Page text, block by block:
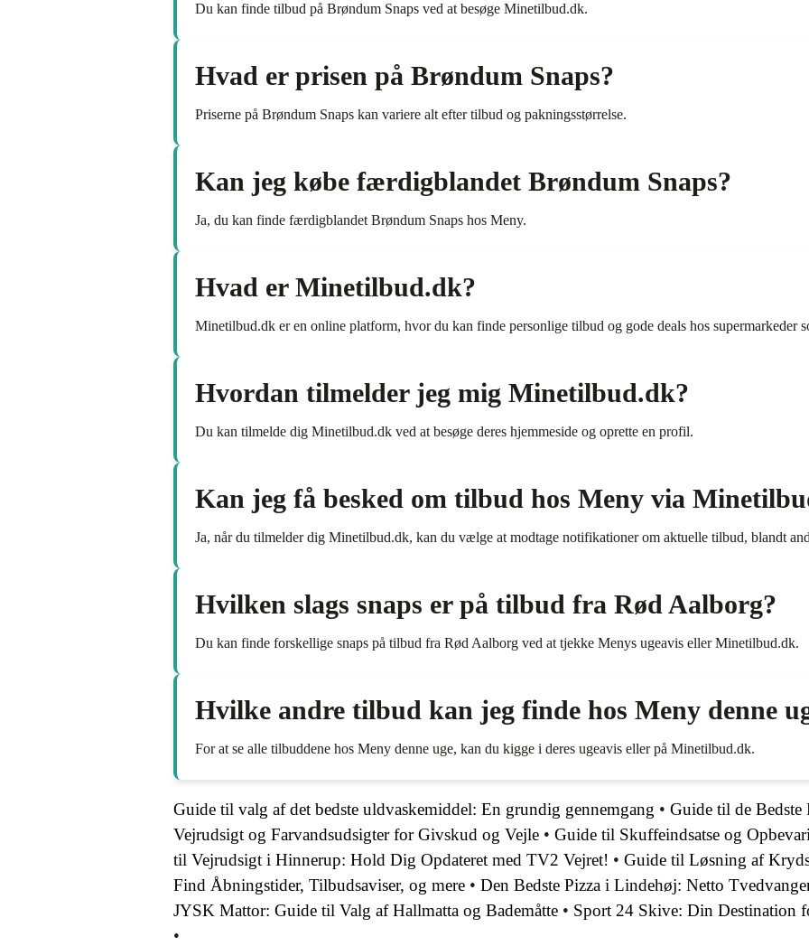
Du kan finde tilbud på Brøndum Snaps ved at besøge Minetilbud.dk.
Hvad er prisen på Brøndum Snaps?
Priserne på Brøndum Snaps kan variere alt efter tilbud og pakningsstørrelse.
Kan jeg købe færdigblandet Brøndum Snaps?
Ja, du kan finde færdigblandet Brøndum Snaps hos Meny.
Hvad er Minetilbud.dk?
Minetilbud.dk er en online platform, hvor du kan finde personlige tilbud og gode deals hos supermarkeder
Hvordan tilmelder jeg mig Minetilbud.dk?
Du kan tilmelde dig Minetilbud.dk ved at besøge deres hjemmeside og oprette en profil.
Kan jeg få besked om tilbud hos Meny via
Ja, når du tilmelder dig Minetilbud.dk, kan du vælge at modtage notifikationer om aktuelle tilbud, blandt
Hvilken slags snaps er på tilbud fra Rød Aalborg?
Du kan finde forskellige snaps på tilbud fra Rød Aalborg ved at tjekke Menys ugeavis eller Minetilbud.dk.
Hvilke andre tilbud kan jeg finde hos Meny denne
For at se alle tilbuddene hos Meny denne uge, kan du kigge i deres ugeavis eller på Minetilbud.dk.
Guide til valg af det bedste uldvaskemiddel: En grundig gennemgang • Guide til de Bedste
Vejrudsigt og Farvandsudsigter for Givskud og Vejle • Guide til Skuffeindsatse og
til Vejrudsigt i Hinnerup: Hold Dig Opdateret med TV2 Vejret! • Guide til Løsning af
Find Åbningstider, Tilbudsaviser, og mere • Den Bedste Pizza i Lindehøj: Netto
JYSK Mattor: Guide til Valg af Hallmatta og Bademåtte • Sport 24 Skive: Din Destination
•